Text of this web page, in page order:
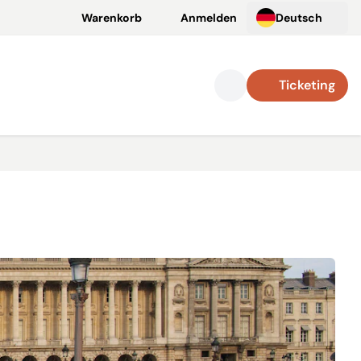
Warenkorb Anmelden Deutsch
Ticketing